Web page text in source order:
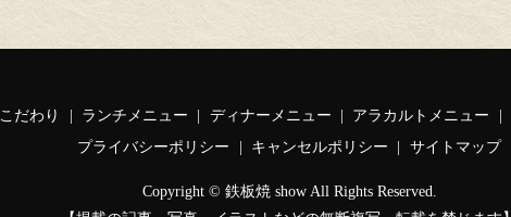
こだわり ランチメニュー ディナーメニュー アラカルトメニュー
プライバシーポリシー
キャンセルポリシー サイトマップ
Copyright © 鉄板焼 show All Rights Reserved.